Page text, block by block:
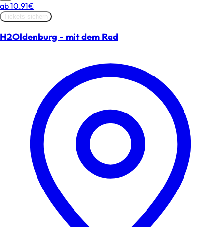
ab10.91€
Tickets sichern
H2Oldenburg - mit dem Rad